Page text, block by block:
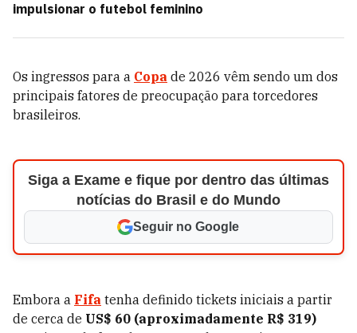
impulsionar o futebol feminino
Os ingressos para a Copa de 2026 vêm sendo um dos
principais fatores de preocupação para torcedores
brasileiros.
Siga a Exame e fique por dentro das últimas
notícias do Brasil e do Mundo
Seguir no Google
Embora a Fifa tenha definido tickets iniciais a partir
de cerca de US$ 60 (aproximadamente R$ 319)